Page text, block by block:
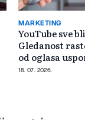
MARKETING
YouTube sve
Gledanost
od oglasa
18. 07. 2026.